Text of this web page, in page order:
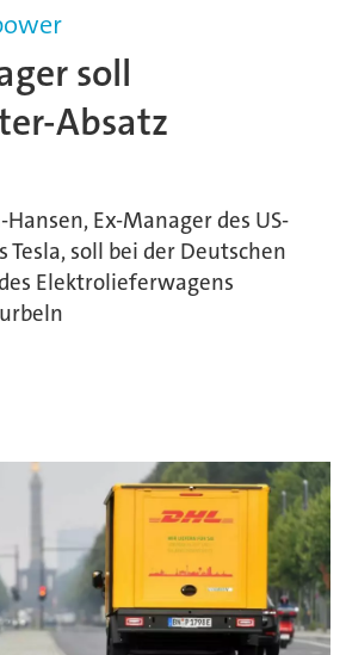
soll
Absatz
Ex-Manager des US-
soll bei der Deutschen
Elektrolieferwagens